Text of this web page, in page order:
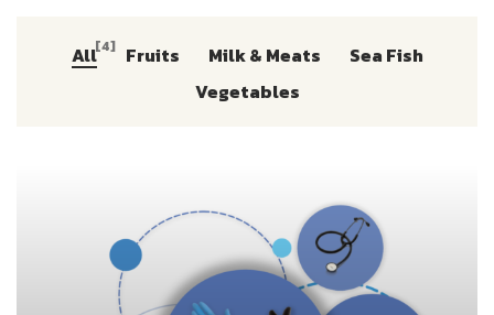
All[4] Fruits Milk & Meats
Sea Fish
Vegetables